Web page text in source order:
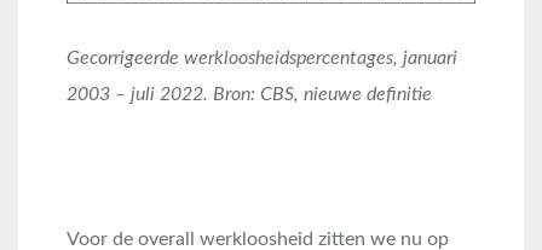
Gecorrigeerde werkloosheidspercentages, januari
2003 – juli 2022. Bron: CBS, nieuwe definitie
Voor de overall werkloosheid zitten we nu op